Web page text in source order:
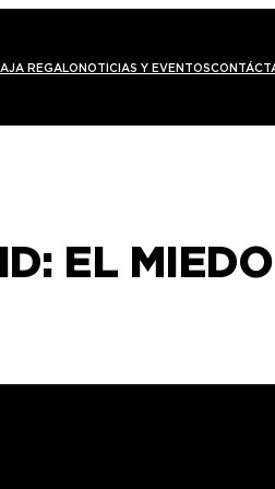
REGALO NOTICIAS Y EVENTOS
EL